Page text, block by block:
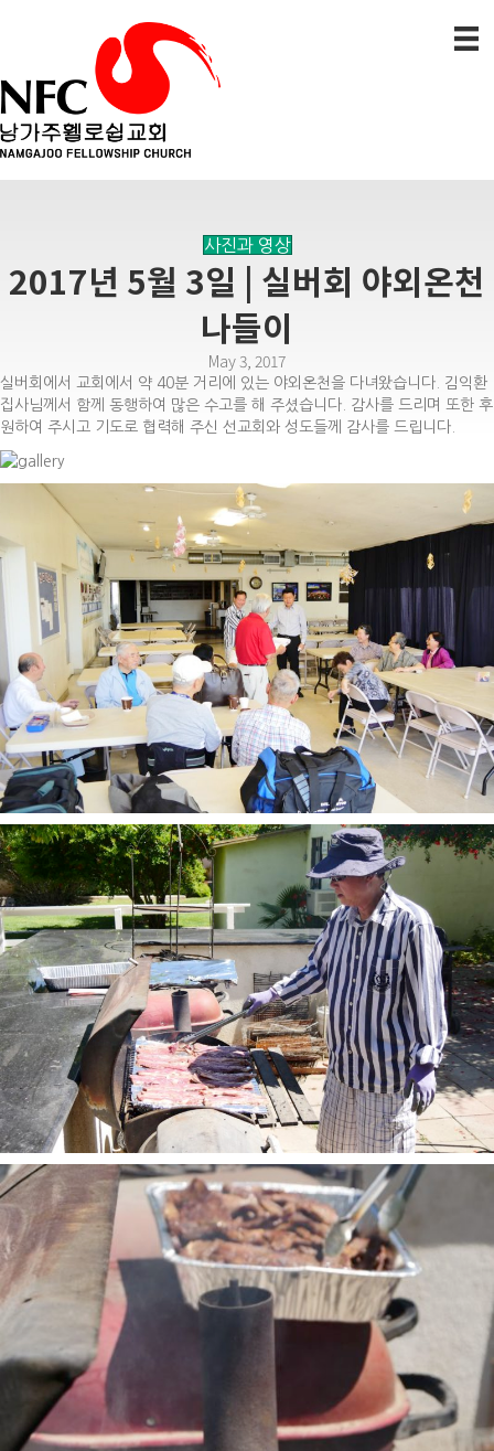
사진과 영상
2017년 5월 3일 | 실버회 야외온천
나들이
May 3, 2017
실버회에서 교회에서 약 40분 거리에 있는 야외온천을 다녀왔습니다. 김익환
집사님께서 함께 동행하여 많은 수고를 해 주셨습니다. 감사를 드리며 또한 후
원하여 주시고 기도로 협력해 주신 선교회와 성도들께 감사를 드립니다.